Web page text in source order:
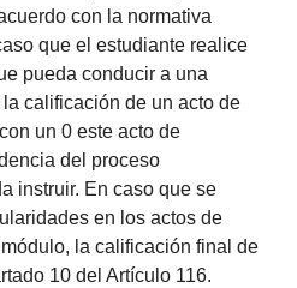
con la normativa
que el estudiante realice
pueda conducir a una
calificación de un acto de
un 0 este acto de
del proceso
instruir. En caso que se
en los actos de
la calificación final de
10 del Artículo 116.